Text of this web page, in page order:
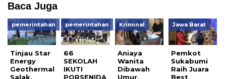
Baca Juga
pemerintahan
Tinjau Star
Energy
Geothermal
Salak,
pemerintahan
66
SEKOLAH
IKUTI
PORSENIDA
Kriminal
Aniaya
Wanita
Dibawah
Umur,
Jawa Barat
Pemkot
Sukabumi
Raih Juara
Best